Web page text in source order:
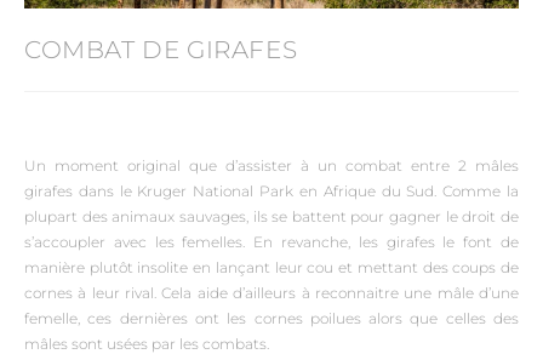
COMBAT DE GIRAFES
Un moment original que d’assister à un combat entre 2 mâles
girafes dans le Kruger National Park en Afrique du Sud. Comme la
plupart des animaux sauvages, ils se battent pour gagner le droit de
s’accoupler avec les femelles. En revanche, les girafes le font de
manière plutôt insolite en lançant leur cou et mettant des coups de
cornes à leur rival. Cela aide d’ailleurs à reconnaitre une mâle d’une
femelle, ces dernières ont les cornes poilues alors que celles des
mâles sont usées par les combats.